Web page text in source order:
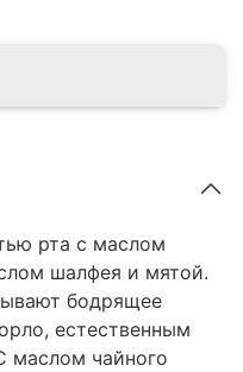
рта с маслом
шалфея и мятой.
бодрящее
естественным
маслом чайного